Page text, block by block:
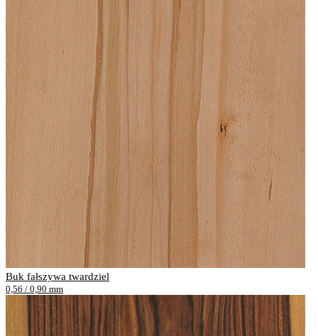
Buk fałszywa twardziel
0,56 / 0,90 mm